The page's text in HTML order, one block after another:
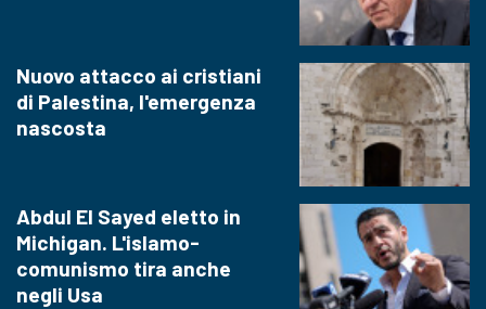
Nuovo attacco ai cristiani
di Palestina, l'emergenza
nascosta
Abdul El Sayed eletto in
Michigan. L'islamo-
comunismo tira anche
negli Usa